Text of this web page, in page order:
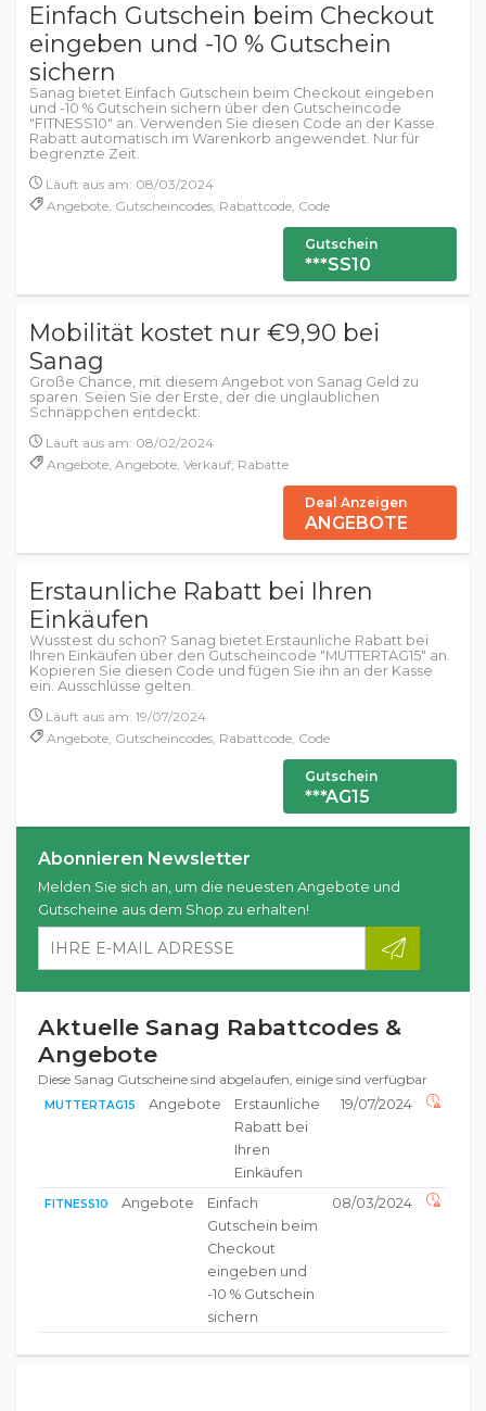
Einfach Gutschein beim Checkout
eingeben und -10 % Gutschein
sichern
Sanag bietet Einfach Gutschein beim Checkout eingeben
und -10 % Gutschein sichern über den Gutscheincode
"FITNESS10" an. Verwenden Sie diesen Code an der Kasse.
Rabatt automatisch im Warenkorb angewendet. Nur für
begrenzte Zeit.
Läuft aus am: 08/03/2024
Angebote, Gutscheincodes, Rabattcode, Code
Gutschein
***SS10
Mobilität kostet nur €9,90 bei
Sanag
Große Chance, mit diesem Angebot von Sanag Geld zu
sparen. Seien Sie der Erste, der die unglaublichen
Schnäppchen entdeckt.
Läuft aus am: 08/02/2024
Angebote, Angebote, Verkauf, Rabatte
Deal Anzeigen
ANGEBOTE
Erstaunliche Rabatt bei Ihren
Einkäufen
Wusstest du schon? Sanag bietet Erstaunliche Rabatt bei
Ihren Einkäufen über den Gutscheincode "MUTTERTAG15" an.
Kopieren Sie diesen Code und fügen Sie ihn an der Kasse
ein. Ausschlüsse gelten.
Läuft aus am: 19/07/2024
Angebote, Gutscheincodes, Rabattcode, Code
Gutschein
***AG15
Abonnieren Newsletter
Melden Sie sich an, um die neuesten Angebote und
Gutscheine aus dem Shop zu erhalten!
Aktuelle Sanag Rabattcodes &
Angebote
Diese Sanag Gutscheine sind abgelaufen, einige sind verfügbar
MUTTERTAG15 Angebote
Erstaunliche
Rabatt bei
Ihren
Einkäufen
19/07/2024
FITNESS10 Angebote
Einfach
Gutschein beim
Checkout
eingeben und
-10 % Gutschein
sichern
08/03/2024